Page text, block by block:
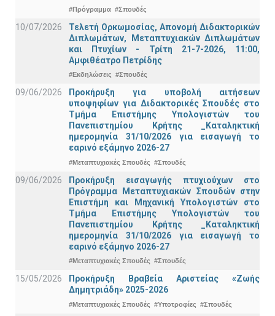
#Πρόγραμμα #Σπουδές
10/07/2026
Τελετή Ορκωμοσίας, Απονομή Διδακτορικών
Διπλωμάτων, Μεταπτυχιακών Διπλωμάτων
και Πτυχίων - Τρίτη 21-7-2026, 11:00,
Αμφιθέατρο Πετρίδης
#Εκδηλώσεις #Σπουδές
09/06/2026
Προκήρυξη για υποβολή αιτήσεων
υποψηφίων για Διδακτορικές Σπουδές στο
Τμήμα Eπιστήμης Υπολογιστών του
Πανεπιστημίου Κρήτης _Καταληκτική
ημερομηνία 31/10/2026 για εισαγωγή το
εαρινό εξάμηνο 2026-27
#Μεταπτυχιακές Σπουδές #Σπουδές
09/06/2026
Προκήρυξη εισαγωγής πτυχιούχων στo
Πρόγραμμα Μεταπτυχιακών Σπουδών στην
Επιστήμη και Μηχανική Υπολογιστών στο
Τμήμα Eπιστήμης Υπολογιστών του
Πανεπιστημίου Κρήτης _Καταληκτική
ημερομηνία 31/10/2026 για εισαγωγή το
εαρινό εξάμηνο 2026-27
#Μεταπτυχιακές Σπουδές #Σπουδές
15/05/2026
Προκήρυξη Βραβεία Αριστείας «Ζωής
Δημητριάδη» 2025-2026
#Μεταπτυχιακές Σπουδές #Υποτροφίες #Σπουδές